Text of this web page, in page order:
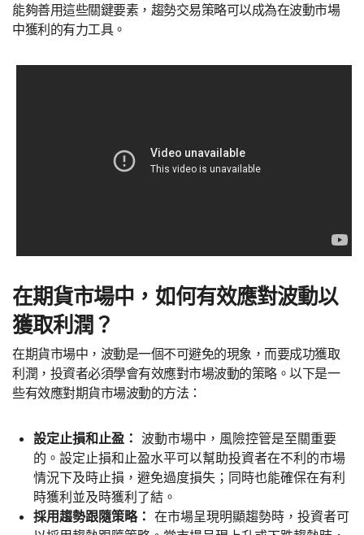
能夠善用這些關鍵要素，趨勢交易策略可以成為在波動市場
中獲利的有力工具。
在期貨市場中，如何有效應對波動以
獲取利潤？
在期貨市場中，波動是一個不可避免的現象，而要成功獲取
利潤，投資者必須學會有效應對市場波動的策略。以下是一
些有效應對期貨市場波動的方法：
設定止損和止盈： 波動市場中，風險控管是至關重要
的。設定止損和止盈水平可以幫助投資者在不利的市場
情況下及時止損，避免過度損失；同時也能確保在有利
時獲利並及時獲利了結。
採用趨勢跟隨策略： 在市場呈現明顯趨勢時，投資者可